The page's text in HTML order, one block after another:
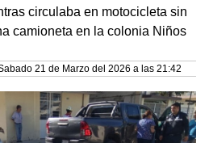
circulaba en motocicleta sin
camioneta en la colonia Niños
21 de Marzo del 2026 a las 21:42